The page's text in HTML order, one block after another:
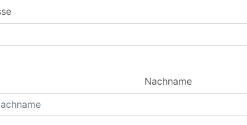
Nachname